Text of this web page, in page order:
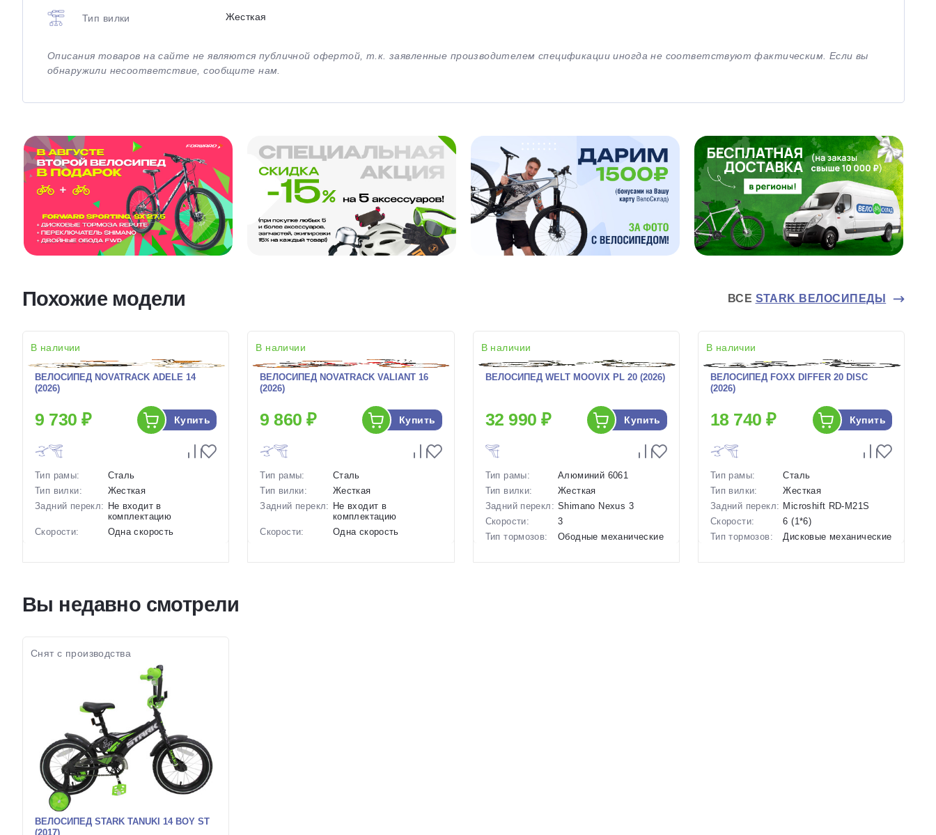
Тип вилки Жесткая
Описания товаров на сайте не являются публичной офертой, т.к. заявленные производителем спецификации иногда не соответствуют фактическим. Если вы
обнаружили несоответствие, сообщите нам.
Похожие модели ВСЕ STARK ВЕЛОСИПЕДЫ
В наличии
ВЕЛОСИПЕД NOVATRACK ADELE 14
(2026)
9 730 ₽ Купить
Тип рамы:
Сталь
Тип вилки:
Жесткая
Задний перекл: Не входит в
комплектацию
Скорости:
Одна скорость
Цвет-размер в
наличии:
Фиолетовый, Зеленый
В наличии
ВЕЛОСИПЕД NOVATRACK VALIANT 16
(2026)
9 860 ₽ Купить
Тип рамы:
Сталь
Тип вилки:
Жесткая
Задний перекл: Не входит в
комплектацию
Скорости:
Одна скорость
В наличии
ВЕЛОСИПЕД WELT MOOVIX PL 20 (2026)
32 990 ₽ Купить
Тип рамы:
Алюминий 6061
Тип вилки:
Жесткая
Задний перекл: Shimano Nexus 3
Скорости:
3
Тип тормозов:
Ободные механические
В наличии
ВЕЛОСИПЕД FOXX DIFFER 20 DISC
(2026)
18 740 ₽ Купить
Тип рамы:
Сталь
Тип вилки:
Жесткая
Задний перекл: Microshift RD-M21S
Скорости:
6 (1*6)
Тип тормозов:
Дисковые механические
Вы недавно смотрели
Снят с производства
ВЕЛОСИПЕД STARK TANUKI 14 BOY ST
(2017)